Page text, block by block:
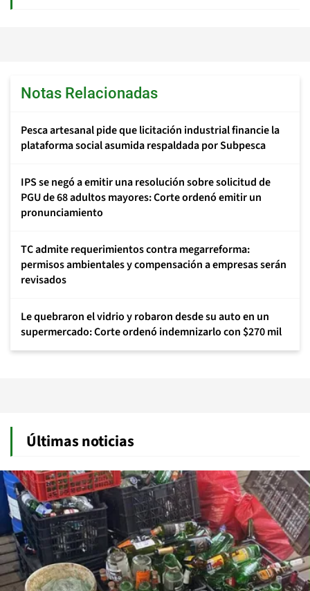
Notas Relacionadas
Pesca artesanal pide que licitación industrial financie la
plataforma social asumida respaldada por Subpesca
IPS se negó a emitir una resolución sobre solicitud de
PGU de 68 adultos mayores: Corte ordenó emitir un
pronunciamiento
TC admite requerimientos contra megarreforma:
permisos ambientales y compensación a empresas serán
revisados
Le quebraron el vidrio y robaron desde su auto en un
supermercado: Corte ordenó indemnizarlo con $270 mil
Últimas noticias